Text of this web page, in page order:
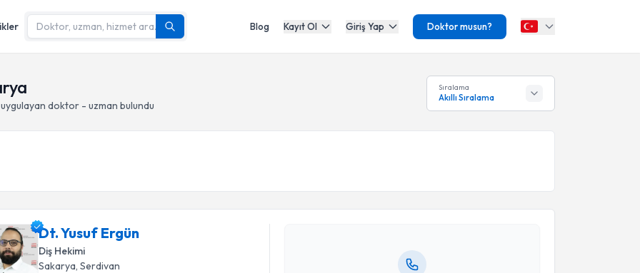
Blog Kayıt Ol Giriş Yap Doktor musun?
uygulayan doktor - uzman bulundu
Sıralama
Akıllı Sıralama
Dt. Yusuf Ergün
Diş Hekimi
Sakarya, Serdivan